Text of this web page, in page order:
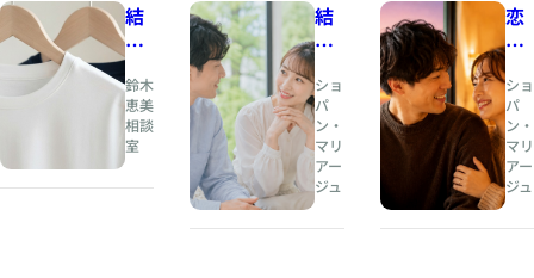
結
婚
相
談
所
夏
鈴木
恵美
相談
室
結
婚
と
は
、
人
生
ショ
パ
ン・
マリ
アー
ジュ
恋
愛
の
と
き
め
き
ショ
パ
ン・
マリ
アー
ジュ